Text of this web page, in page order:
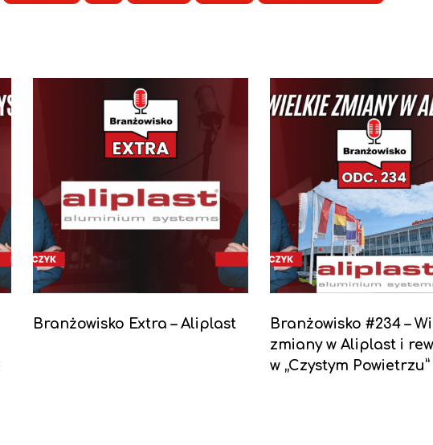
Branżowisko Extra – Aliplast
Branżowisko #234 –
zmiany w Aliplast i
w „Czystym Powietrzu”